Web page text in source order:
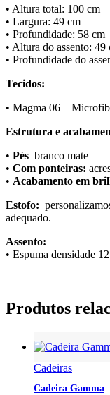
• Altura total: 100 cm
• Largura: 49 cm
• Profundidade: 58 cm
• Altura do assento: 49
• Profundidade do
Tecidos:
• Magma 06 –
Estrutura e
• Pés branco mate
• Com ponteiras:
• Acabamento em
Estofo:
adequado.
Assento:
• Espuma densidade
Produtos
Cadeiras
Cadeira Gamma